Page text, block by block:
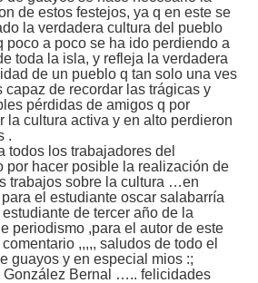
de estos festejos, ya q en este se
la verdadera cultura del pueblo
poco a poco se ha ido perdiendo a
toda la isla, y refleja la verdadera
de un pueblo q tan solo una ves
capaz de recordar las trágicas y
pérdidas de amigos q por
la cultura activa y en alto perdieron
.
todos los trabajadores del
por hacer posible la realización de
trabajos sobre la cultura …en
el estudiante oscar salabarría
de tercer año de la
periodismo ,para el autor de este
,,,,, saludos de todo el
guayos y en especial mios :;
González Bernal ….. felicidades